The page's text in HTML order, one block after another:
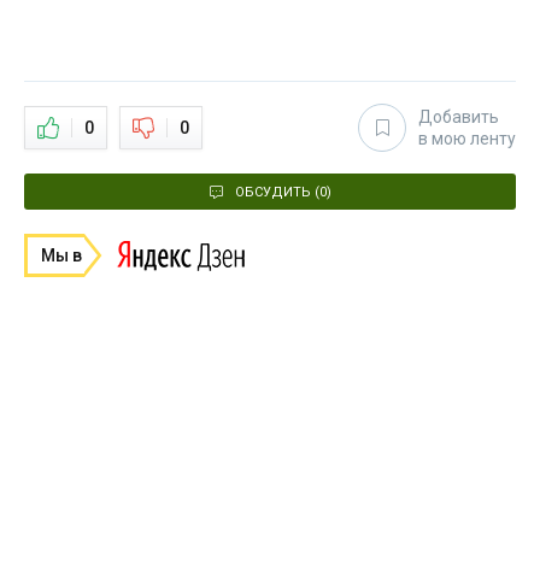
0 0
Добавить
в мою ленту
ОБСУДИТЬ (0)
Мы в